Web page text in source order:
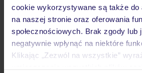
cookie wykorzystywane są także do
na naszej stronie oraz oferowania
społecznościowych. Brak zgody lub
negatywnie wpłynąć na niektóre
Klikając „Zezwól na wszystkie”
Pokoje